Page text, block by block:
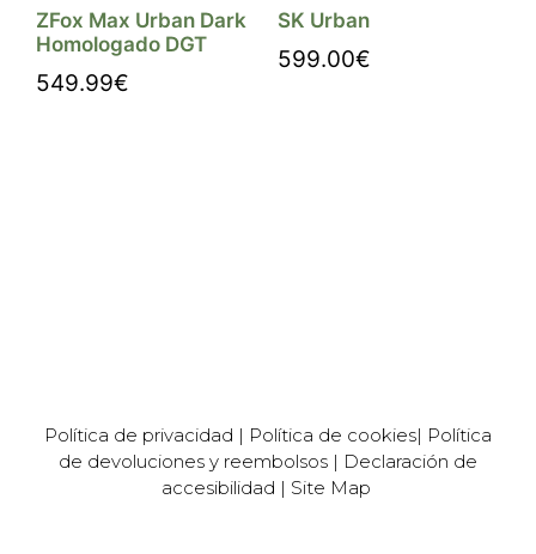
ZFox Max Urban Dark
Homologado DGT
549.99€
SK Urban
599.00€
Política de privacidad | Política de cookies| Política
de devoluciones y reembolsos | Declaración de
accesibilidad | Site Map